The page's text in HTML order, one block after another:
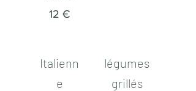
12 €
Italienn
e
légumes
grillés​